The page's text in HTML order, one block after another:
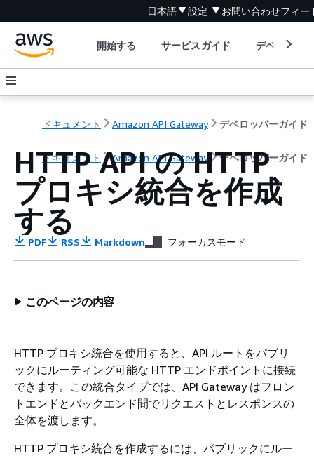
日本語 設定 お問い合わせフィー
開始する サービスガイド デベロッパ
ドキュメント Amazon API Gateway デベロッパーガイド
ドキュメント Amazon API Gateway デベロッパーガイド
HTTP API の HTTP
プロキシ統合を作成
する
PDF RSS Markdown フォーカスモード
このページの内容
HTTP プロキシ統合を使用すると、API ルートをパブリ
ックにルーティング可能な HTTP エンドポイントに接続
できます。この統合タイプでは、API Gateway はフロン
トエンドとバックエンド間でリクエストとレスポンスの
全体を渡します。
HTTP プロキシ統合を作成するには、パブリックにルー